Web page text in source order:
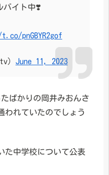
バイト中❣️
pnGBYR2gof
June 11, 2023
ばかりの岡井みおんさ
われていたのでしょう
た中学校について公表